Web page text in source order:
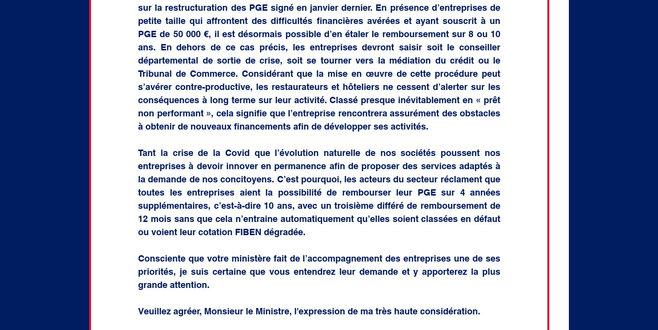
sur la restructuration des PGE signé en janvier dernier. En présence d’entreprises de
petite taille qui affrontent des difficultés financières avérées et ayant souscrit à un
PGE de 50 000 €, il est désormais possible d’en étaler le remboursement sur 8 ou 10
ans. En dehors de ce cas précis, les entreprises devront saisir soit le conseiller
départemental de sortie de crise, soit se tourner vers la médiation du crédit ou le
Tribunal de Commerce. Considérant que la mise en œuvre de cette procédure peut
s’avérer contre-productive, les restaurateurs et hôteliers ne cessent d’alerter sur les
conséquences à long terme sur leur activité. Classé presque inévitablement en « prêt
non performant », cela signifie que l’entreprise rencontrera assurément des obstacles
à obtenir de nouveaux financements afin de développer ses activités.
Tant la crise de la Covid que l’évolution naturelle de nos sociétés poussent nos
entreprises à devoir innover en permanence afin de proposer des services adaptés à
la demande de nos concitoyens. C’est pourquoi, les acteurs du secteur réclament que
toutes les entreprises aient la possibilité de rembourser leur PGE sur 4 années
supplémentaires, c’est-à-dire 10 ans, avec un troisième différé de remboursement de
12 mois sans que cela n’entraine automatiquement qu’elles soient classées en défaut
ou voient leur cotation FIBEN dégradée.
Consciente que votre ministère fait de l’accompagnement des entreprises une de ses
priorités, je suis certaine que vous entendrez leur demande et y apporterez la plus
grande attention.
Veuillez agréer, Monsieur le Ministre, l'expression de ma très haute considération.